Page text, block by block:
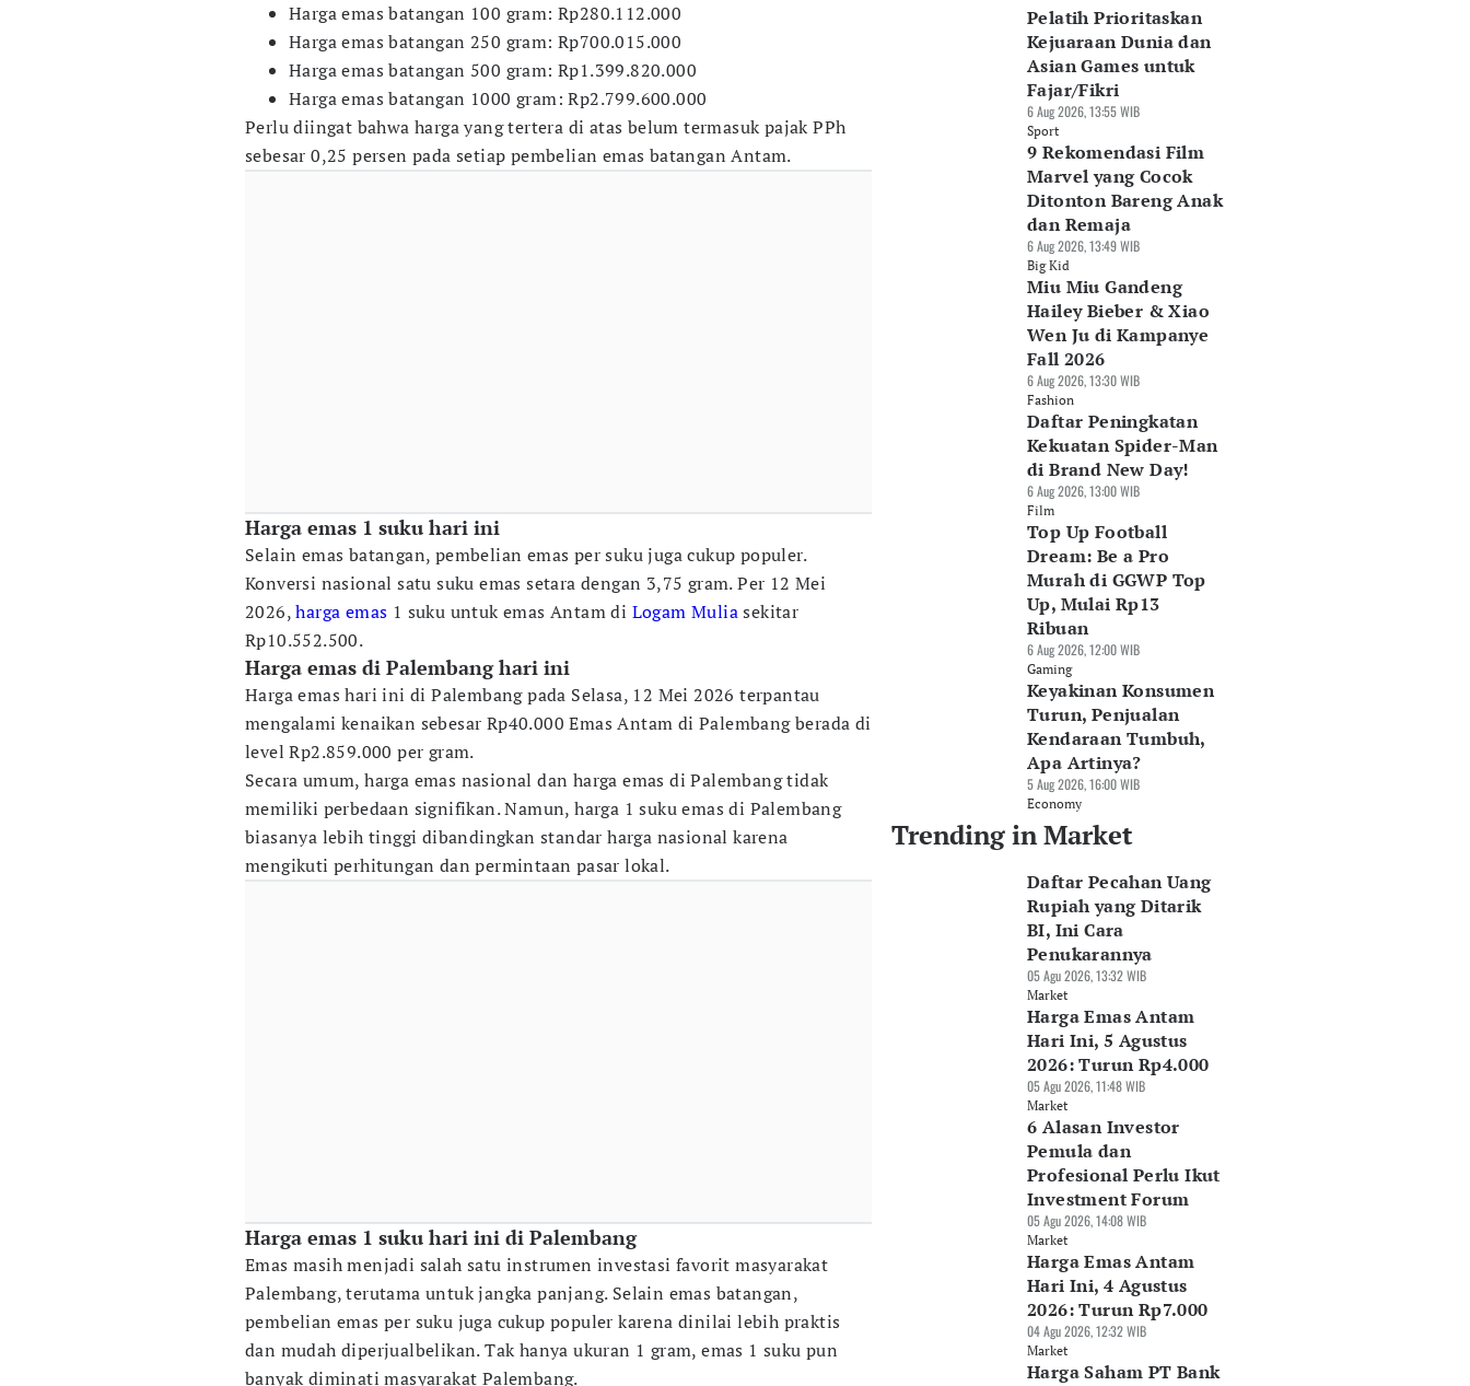
​Harga emas batangan 100 gram: Rp280.112.000
​Harga emas batangan 250 gram: Rp700.015.000
​Harga emas batangan 500 gram: Rp1.399.820.000
​Harga emas batangan 1000 gram: Rp2.799.600.000
Perlu diingat bahwa harga yang tertera di atas belum termasuk pajak PPh
sebesar 0,25 persen pada setiap pembelian emas batangan Antam.
Harga emas 1 suku hari ini
Selain emas batangan, pembelian emas per suku juga cukup populer.
Konversi nasional satu suku emas setara dengan 3,75 gram. Per 12 Mei
2026,harga emas 1 suku untuk emas Antam di Logam Muliasekitar
Rp10.552.500.
Harga emas di Palembang hari ini
Harga emas hari ini di Palembang pada Selasa, 12 Mei 2026 terpantau
mengalami kenaikan sebesar Rp40.000 Emas Antam di Palembang berada di
level Rp2.859.000 per gram.
Secara umum, harga emas nasional dan harga emas di Palembang tidak
memiliki perbedaan signifikan. Namun, harga 1 suku emas di Palembang
biasanya lebih tinggi dibandingkan standar harga nasional karena
mengikuti perhitungan dan permintaan pasar lokal.
Harga emas 1 suku hari ini di Palembang
Emas masih menjadi salah satu instrumen investasi favorit masyarakat
Palembang, terutama untuk jangka panjang. Selain emas batangan,
pembelian emas per suku juga cukup populer karena dinilai lebih praktis
dan mudah diperjualbelikan. Tak hanya ukuran 1 gram, emas 1 suku pun
banyak diminati masyarakat Palembang.
Pelatih Prioritaskan
Kejuaraan Dunia dan
Asian Games untuk
Fajar/Fikri
6 Aug 2026, 13:55 WIB
Sport
9 Rekomendasi Film
Marvel yang Cocok
Ditonton Bareng Anak
dan Remaja
6 Aug 2026, 13:49 WIB
Big Kid
Miu Miu Gandeng
Hailey Bieber & Xiao
Wen Ju di Kampanye
Fall 2026
6 Aug 2026, 13:30 WIB
Fashion
Daftar Peningkatan
Kekuatan Spider-Man
di Brand New Day!
6 Aug 2026, 13:00 WIB
Film
Top Up Football
Dream: Be a Pro
Murah di GGWP Top
Up, Mulai Rp13
Ribuan
6 Aug 2026, 12:00 WIB
Gaming
Keyakinan Konsumen
Turun, Penjualan
Kendaraan Tumbuh,
Apa Artinya?
5 Aug 2026, 16:00 WIB
Economy
Trending in Market
Daftar Pecahan Uang
Rupiah yang Ditarik
BI, Ini Cara
Penukarannya
05 Agu 2026, 13:32 WIB
Market
Harga Emas Antam
Hari Ini, 5 Agustus
2026: Turun Rp4.000
05 Agu 2026, 11:48 WIB
Market
6 Alasan Investor
Pemula dan
Profesional Perlu Ikut
Investment Forum
05 Agu 2026, 14:08 WIB
Market
Harga Emas Antam
Hari Ini, 4 Agustus
2026: Turun Rp7.000
04 Agu 2026, 12:32 WIB
Market
Harga Saham PT Bank